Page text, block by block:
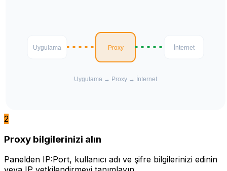
2
Proxy bilgilerinizi alın
Panelden IP:Port, kullanıcı adı ve şifre bilgilerinizi edinin